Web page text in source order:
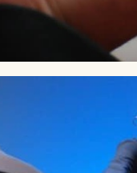
® Crédit Pierre